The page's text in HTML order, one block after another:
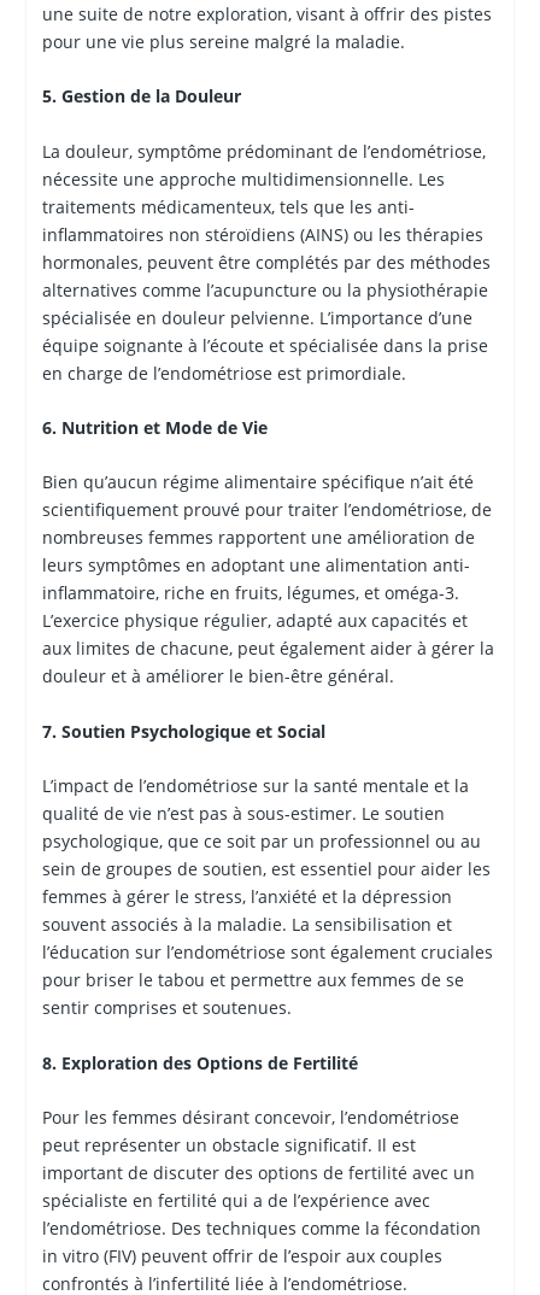
une suite de notre exploration, visant à offrir des pistes
pour une vie plus sereine malgré la maladie.
5. Gestion de la Douleur
La douleur, symptôme prédominant de l’endométriose,
nécessite une approche multidimensionnelle. Les
traitements médicamenteux, tels que les anti-
inflammatoires non stéroïdiens (AINS) ou les thérapies
hormonales, peuvent être complétés par des méthodes
alternatives comme l’acupuncture ou la physiothérapie
spécialisée en douleur pelvienne. L’importance d’une
équipe soignante à l’écoute et spécialisée dans la prise
en charge de l’endométriose est primordiale.
6. Nutrition et Mode de Vie
Bien qu’aucun régime alimentaire spécifique n’ait été
scientifiquement prouvé pour traiter l’endométriose, de
nombreuses femmes rapportent une amélioration de
leurs symptômes en adoptant une alimentation anti-
inflammatoire, riche en fruits, légumes, et oméga-3.
L’exercice physique régulier, adapté aux capacités et
aux limites de chacune, peut également aider à gérer la
douleur et à améliorer le bien-être général.
7. Soutien Psychologique et Social
L’impact de l’endométriose sur la santé mentale et la
qualité de vie n’est pas à sous-estimer. Le soutien
psychologique, que ce soit par un professionnel ou au
sein de groupes de soutien, est essentiel pour aider les
femmes à gérer le stress, l’anxiété et la dépression
souvent associés à la maladie. La sensibilisation et
l’éducation sur l’endométriose sont également cruciales
pour briser le tabou et permettre aux femmes de se
sentir comprises et soutenues.
8. Exploration des Options de Fertilité
Pour les femmes désirant concevoir, l’endométriose
peut représenter un obstacle significatif. Il est
important de discuter des options de fertilité avec un
spécialiste en fertilité qui a de l’expérience avec
l’endométriose. Des techniques comme la fécondation
in vitro (FIV) peuvent offrir de l’espoir aux couples
confrontés à l’infertilité liée à l’endométriose.